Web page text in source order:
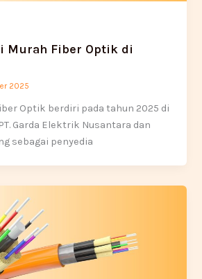
Murah Fiber Optik di
2025
Optik berdiri pada tahun 2025 di
Garda Elektrik Nusantara dan
sebagai penyedia